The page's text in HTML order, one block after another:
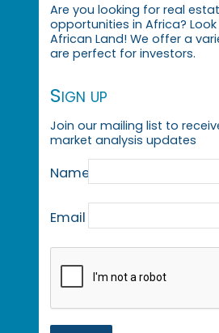
Are you looking for real
opportunities in Africa?
African Land! We offer a
are perfect for investors.
Sign up
Join our mailing list to
market analysis updates
Name
Email